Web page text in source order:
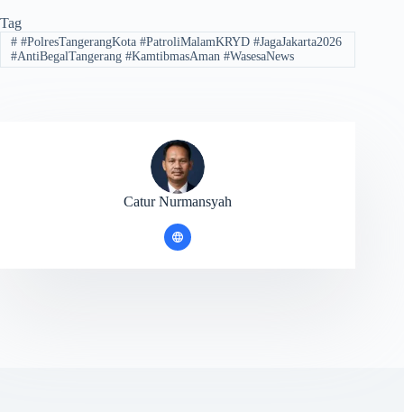
Tag
##PolresTangerangKota #PatroliMalamKRYD #JagaJakarta2026
#AntiBegalTangerang #KamtibmasAman #WasesaNews
Catur Nurmansyah